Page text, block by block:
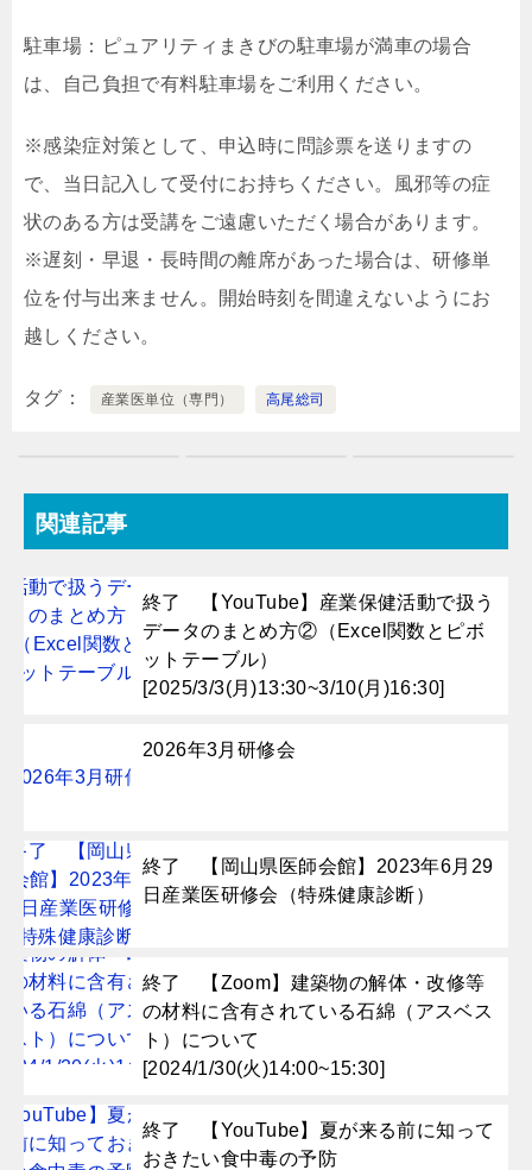
駐車場：ピュアリティまきびの駐車場が満車の場合
は、自己負担で有料駐車場をご利用ください。
※感染症対策として、申込時に問診票を送りますの
で、当日記入して受付にお持ちください。風邪等の症
状のある方は受講をご遠慮いただく場合があります。
※遅刻・早退・長時間の離席があった場合は、研修単
位を付与出来ません。開始時刻を間違えないようにお
越しください。
タグ 産業医単位（専門） 高尾総司
関連記事
終了 【YouTube】産業保健活動で扱う
データのまとめ方②（Excel関数とピボ
ットテーブル）
[2025/3/3(月)13:30~3/10(月)16:30]
2026年3月研修会
終了 【岡山県医師会館】2023年6月29
日産業医研修会（特殊健康診断）
終了 【Zoom】建築物の解体・改修等
の材料に含有されている石綿（アスベス
ト）について
[2024/1/30(火)14:00~15:30]
終了 【YouTube】夏が来る前に知って
おきたい食中毒の予防